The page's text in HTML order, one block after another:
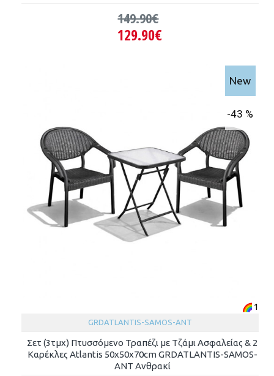
129.90€
149.90€
New
-43 %
1
GRDATLANTIS-SAMOS-ANT
Σετ (3τμχ) Πτυσσόμενο Τραπέζι με Τζάμι Ασφαλείας & 2
Καρέκλες Atlantis 50x50x70cm GRDATLANTIS-SAMOS-
ANT Ανθρακί